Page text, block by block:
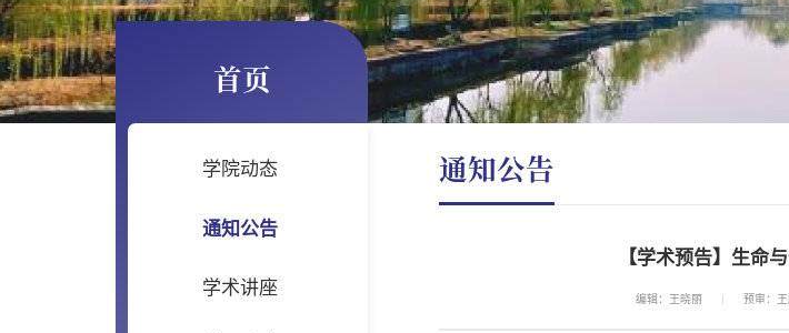
首页
学院动态
通知公告
学术讲座
通知公告
【学术预告】生命
编辑：王晓丽 预审：